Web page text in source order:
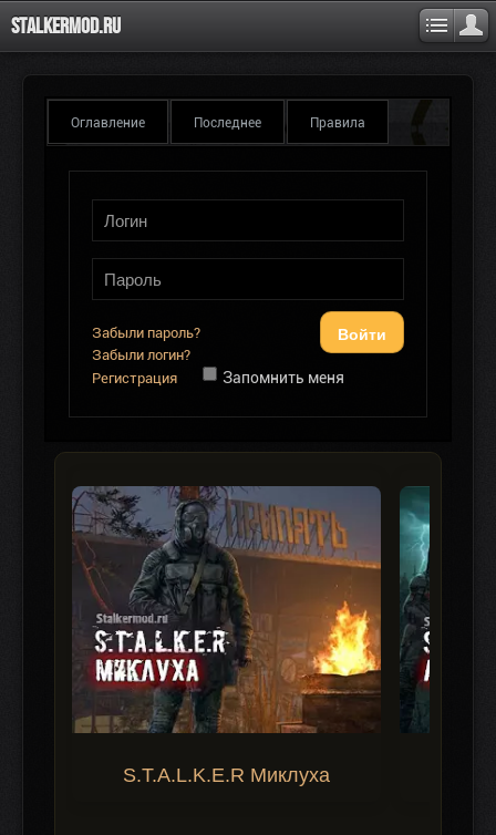
Stalkermod.ru
Оглавление Последнее Правила
Войти
Забыли пароль?
Забыли логин?
Регистрация
Запомнить меня
S.T.A.L.K.E.R Миклуха